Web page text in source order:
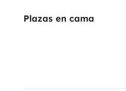
Plazas en cama